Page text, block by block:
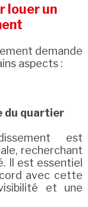
louer un
demande
aspects :
du quartier
est
recherchant
Il est essentiel
avec cette
et une